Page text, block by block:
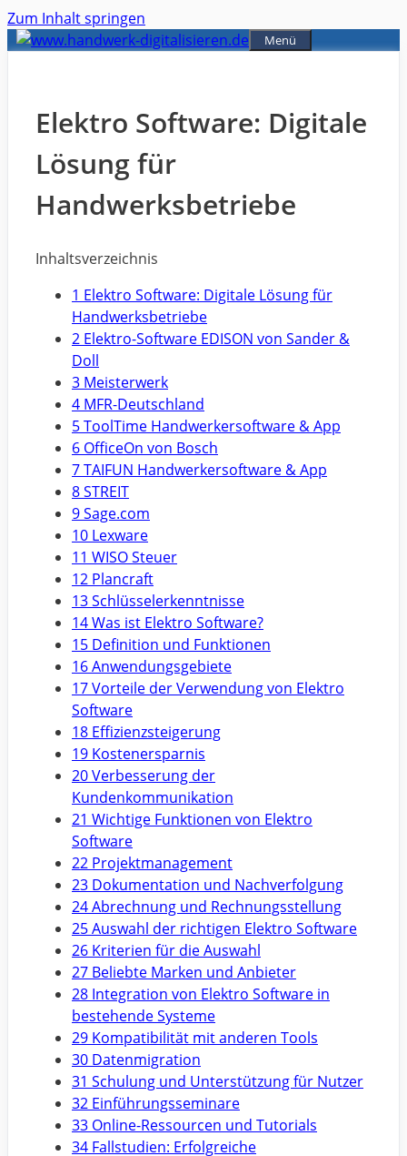
Zum Inhalt springen
Menü
Elektro Software: Digitale
Lösung für
Handwerksbetriebe
Inhaltsverzeichnis
1 Elektro Software: Digitale Lösung für
Handwerksbetriebe
2 Elektro-Software EDISON von Sander &
Doll
3 Meisterwerk
4 MFR-Deutschland
5 ToolTime Handwerkersoftware & App
6 OfficeOn von Bosch
7 TAIFUN Handwerkersoftware & App
8 STREIT
9 Sage.com
10 Lexware
11 WISO Steuer
12 Plancraft
13 Schlüsselerkenntnisse
14 Was ist Elektro Software?
15 Definition und Funktionen
16 Anwendungsgebiete
17 Vorteile der Verwendung von Elektro
Software
18 Effizienzsteigerung
19 Kostenersparnis
20 Verbesserung der
Kundenkommunikation
21 Wichtige Funktionen von Elektro
Software
22 Projektmanagement
23 Dokumentation und Nachverfolgung
24 Abrechnung und Rechnungsstellung
25 Auswahl der richtigen Elektro Software
26 Kriterien für die Auswahl
27 Beliebte Marken und Anbieter
28 Integration von Elektro Software in
bestehende Systeme
29 Kompatibilität mit anderen Tools
30 Datenmigration
31 Schulung und Unterstützung für Nutzer
32 Einführungsseminare
33 Online-Ressourcen und Tutorials
34 Fallstudien: Erfolgreiche